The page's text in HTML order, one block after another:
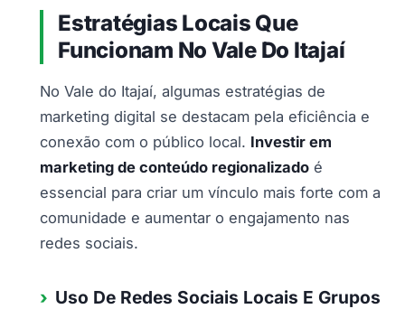
Estratégias Locais Que
Funcionam No Vale Do Itajaí
No Vale do Itajaí, algumas estratégias de
marketing digital se destacam pela eficiência e
conexão com o público local. Investir em
marketing de conteúdo regionalizado é
essencial para criar um vínculo mais forte com a
comunidade e aumentar o engajamento nas
redes sociais.
Uso De Redes Sociais Locais E Grupos